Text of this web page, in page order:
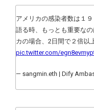
アメリカの感染者数は１
語る時、もっとも重要な
カの場合、2日間で２倍以
pic.twitter.com/
— sangmin.eth | Dify